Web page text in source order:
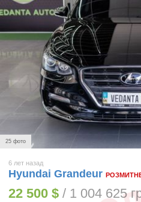
25 фото
6 лет назад
Hyundai Grandeur
22 500 $ / 1 004 625